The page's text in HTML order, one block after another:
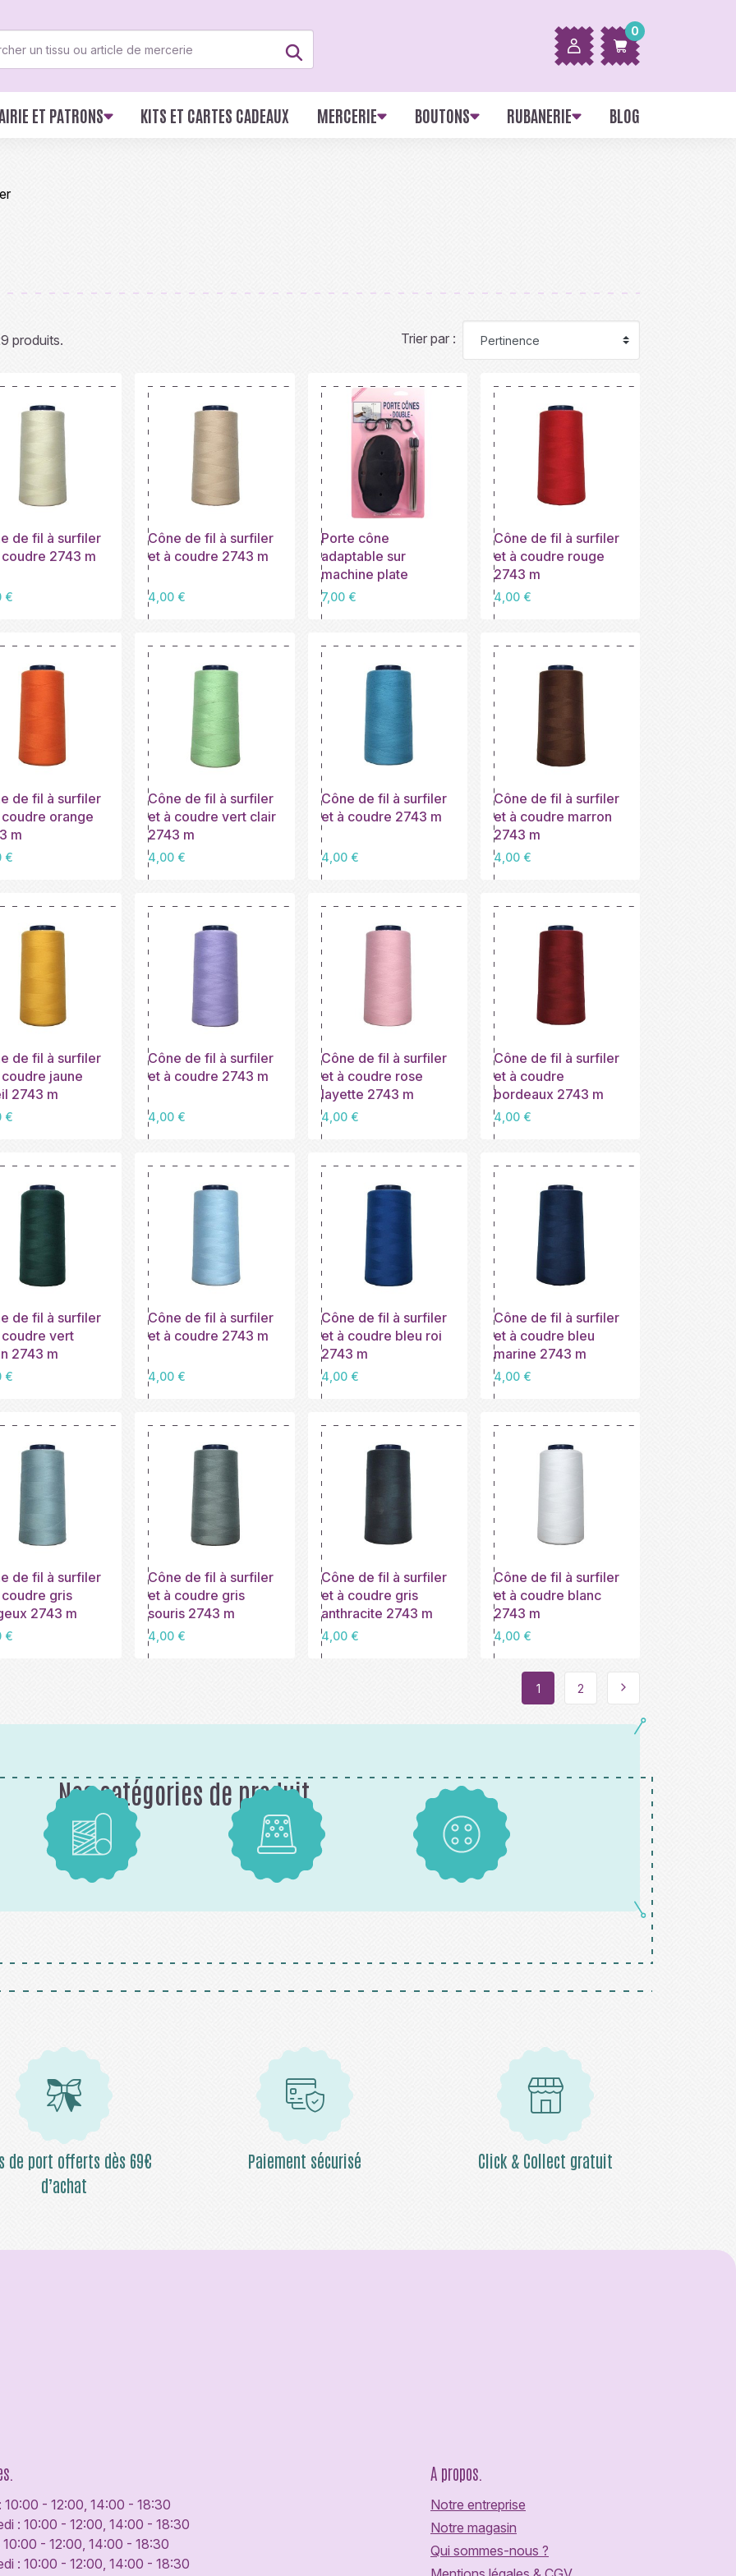
0
ET PATRONS KITS ET CARTES CADEAUX MERCERIE BOUTONS RUBANERIE BLOG
produits. Trier par :
de fil à surfiler
2743 m
€
Cône de fil à surfiler
et à coudre 2743 m
Prix
4,00 €
Porte cône
adaptable sur
machine plate
Prix
7,00 €
Cône de fil à surfiler
et à coudre rouge
2743 m
Prix
4,00 €
de fil à surfiler
orange
m
€
Cône de fil à surfiler
et à coudre vert clair
2743 m
Prix
4,00 €
Cône de fil à surfiler
et à coudre 2743 m
Prix
4,00 €
Cône de fil à surfiler
et à coudre marron
2743 m
Prix
4,00 €
de fil à surfiler
jaune
2743 m
€
Cône de fil à surfiler
et à coudre 2743 m
Prix
4,00 €
Cône de fil à surfiler
et à coudre rose
layette 2743 m
Prix
4,00 €
Cône de fil à surfiler
et à coudre
bordeaux 2743 m
Prix
4,00 €
de fil à surfiler
vert
2743 m
€
Cône de fil à surfiler
et à coudre 2743 m
Prix
4,00 €
Cône de fil à surfiler
et à coudre bleu roi
2743 m
Prix
4,00 €
Cône de fil à surfiler
et à coudre bleu
marine 2743 m
Prix
4,00 €
de fil à surfiler
gris
2743 m
€
Cône de fil à surfiler
et à coudre gris
souris 2743 m
Prix
4,00 €
Cône de fil à surfiler
et à coudre gris
anthracite 2743 m
Prix
4,00 €
Cône de fil à surfiler
et à coudre blanc
2743 m
Prix
4,00 €
1 2 Suivant
Nos catégories de produit
Tissus Mercerie Boutons
de port offerts dès 69€
d’achat
Paiement sécurisé Click & Collect gratuit
10:00 - 12:00, 14:00 - 18:30
: 10:00 - 12:00, 14:00 - 18:30
10:00 - 12:00, 14:00 - 18:30
: 10:00 - 12:00, 14:00 - 18:30
A propos.
Notre entreprise
Notre magasin
Qui sommes-nous ?